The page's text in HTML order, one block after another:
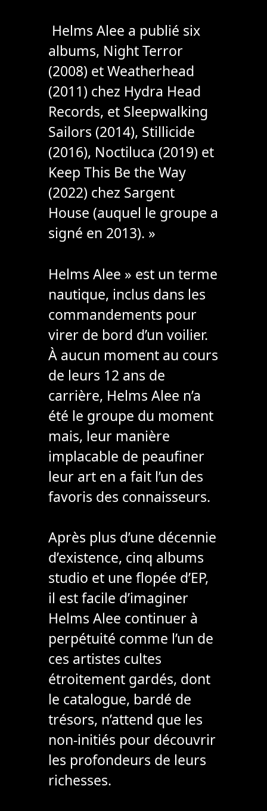
Helms Alee a publié six
albums, Night Terror
(2008) et Weatherhead
(2011) chez Hydra Head
Records, et Sleepwalking
Sailors (2014), Stillicide
(2016), Noctiluca (2019) et
Keep This Be the Way
(2022) chez Sargent
House (auquel le groupe a
signé en 2013). »
Helms Alee » est un terme
nautique, inclus dans les
commandements pour
virer de bord d’un voilier.
À aucun moment au cours
de leurs 12 ans de
carrière, Helms Alee n’a
été le groupe du moment
mais, leur manière
implacable de peaufiner
leur art en a fait l’un des
favoris des connaisseurs.
Après plus d’une décennie
d’existence, cinq albums
studio et une flopée d’EP,
il est facile d’imaginer
Helms Alee continuer à
perpétuité comme l’un de
ces artistes cultes
étroitement gardés, dont
le catalogue, bardé de
trésors, n’attend que les
non-initiés pour découvrir
les profondeurs de leurs
richesses.